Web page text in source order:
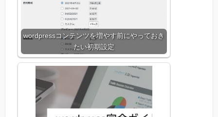
wordpressコンテンツを増やす前にやっておき
たい初期設定